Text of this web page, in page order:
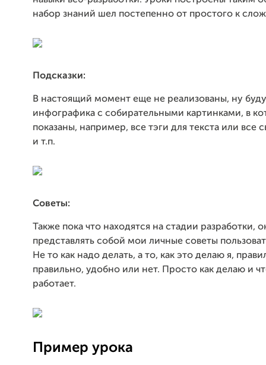
набор знаний шел постепенно от простого к
Подсказки:
В настоящий момент еще не реализованы, ну буду
инфографика с собирательными картинками, в
показаны, например, все тэги для текста или все
и т.п.
Советы:
Также пока что находятся на стадии разработки,
представлять собой мои личные советы
Не то как надо делать, а то, как это делаю я,
правильно, удобно или нет. Просто как делаю и
работает.
Пример урока